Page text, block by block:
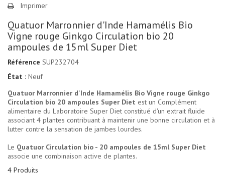
Imprimer
Quatuor Marronnier d'Inde Hamamélis Bio
Vigne rouge Ginkgo Circulation bio 20
ampoules de 15ml Super Diet
Référence SUP232704
État : Neuf
Quatuor Marronnier d'Inde Hamamélis Bio Vigne rouge Ginkgo
Circulation bio 20 ampoules Super Diet est un Complément
alimentaire du Laboratoire Super Diet constitué d'un extrait fluide
associant 4 plantes contribuant à maintenir une bonne circulation et à
lutter contre la sensation de jambes lourdes.
Le Quatuor Circulation bio - 20 ampoules de 15ml Super Diet
associe une combinaison active de plantes.
4 Produits